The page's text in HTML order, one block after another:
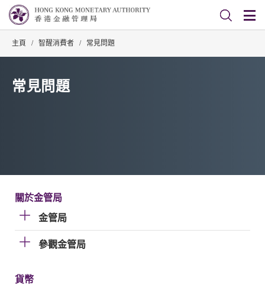
主頁 / 智醒消費者 / 常見問題
常見問題
關於金管局
金管局
參觀金管局
貨幣